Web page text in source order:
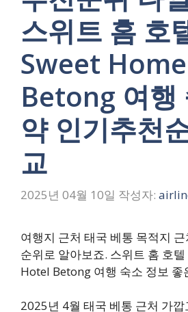
스위트 홈 호
Sweet
Betong 여행
약 인기추천
교
2025년 04월 10일 작성자:
여행지 근처 태국 베통 목적지
순위로 알아보죠. 스위트 홈 호
Hotel Betong 여행 숙소 정보 좋
2025년 4월 태국 베통 근처 가